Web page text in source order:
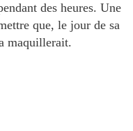
des heures. Une
que, le jour de sa
maquillerait.